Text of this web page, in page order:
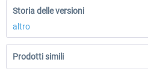
Storia delle versioni
altro
Prodotti simili